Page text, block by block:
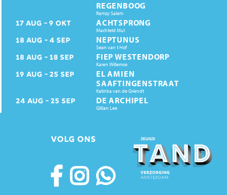
REGENBOOG
Ramzy Salem
17 AUG 9 OKT ACHTSPRONG
Machteld Mul
18 AUG 4 SEP NEPTUNUS
Sean van t Hof
18 AUG 18 SEP FIEP WESTENDORP
Karen Willemse
19 AUG 25 SEP
EL AMIEN
SAAFTINGENSTRAAT
Katinka van de Griendt
24 AUG 25 SEP DE ARCHIPEL
Gillian Lee
VOLG ONS